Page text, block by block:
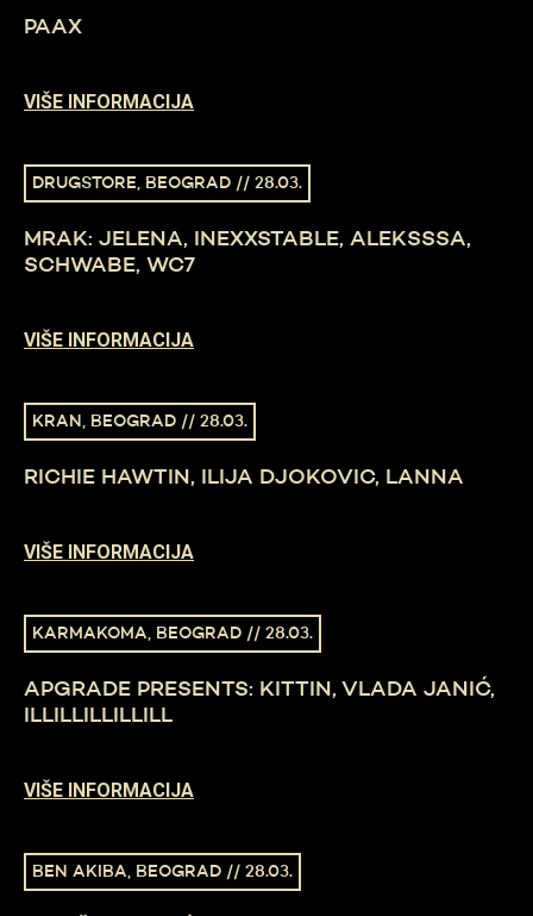
PAAX
VIŠE INFORMACIJA
DRUGSTORE, BEOGRAD // 28.03.
MRAK: JELENA, INEXXSTABLE, ALEKSSSA,
SCHWABE, WC7
VIŠE INFORMACIJA
KRAN, BEOGRAD // 28.03.
RICHIE HAWTIN, ILIJA DJOKOVIC, LANNA
VIŠE INFORMACIJA
KARMAKOMA, BEOGRAD // 28.03.
APGRADE PRESENTS: KITTIN, VLADA JANIĆ,
ILLILLILLILLILL
VIŠE INFORMACIJA
BEN AKIBA, BEOGRAD // 28.03.